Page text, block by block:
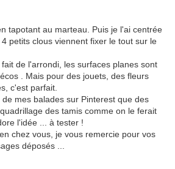
tapotant au marteau. Puis je l'ai centrée
petits clous viennent fixer le tout sur le
de l'arrondi, les surfaces planes sont
. Mais pour des jouets, des fleurs
c'est parfait.
mes balades sur Pinterest que des
des tamis comme on le ferait
l'idée ... à tester !
chez vous, je vous remercie pour vos
déposés ...